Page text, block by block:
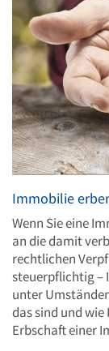
Immobilie
Wenn Sie eine
an die damit
rechtlichen
steuerpflichtig –
unter
das sind und
Erbschaft einer